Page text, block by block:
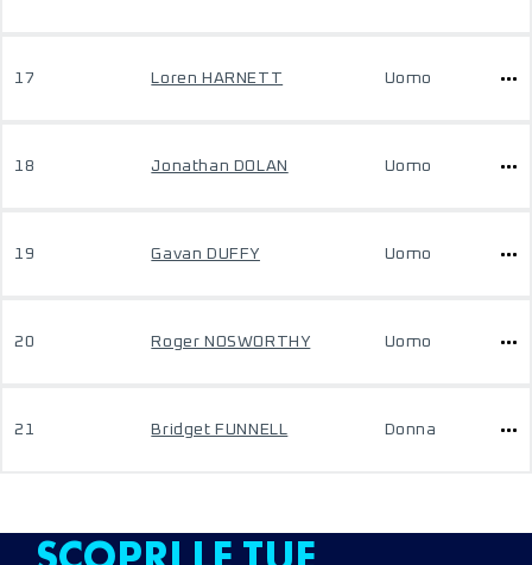
17 Loren HARNETT Uomo
18 Jonathan DOLAN Uomo
19 Gavan DUFFY Uomo
20 Roger NOSWORTHY Uomo
21 Bridget FUNNELL Donna